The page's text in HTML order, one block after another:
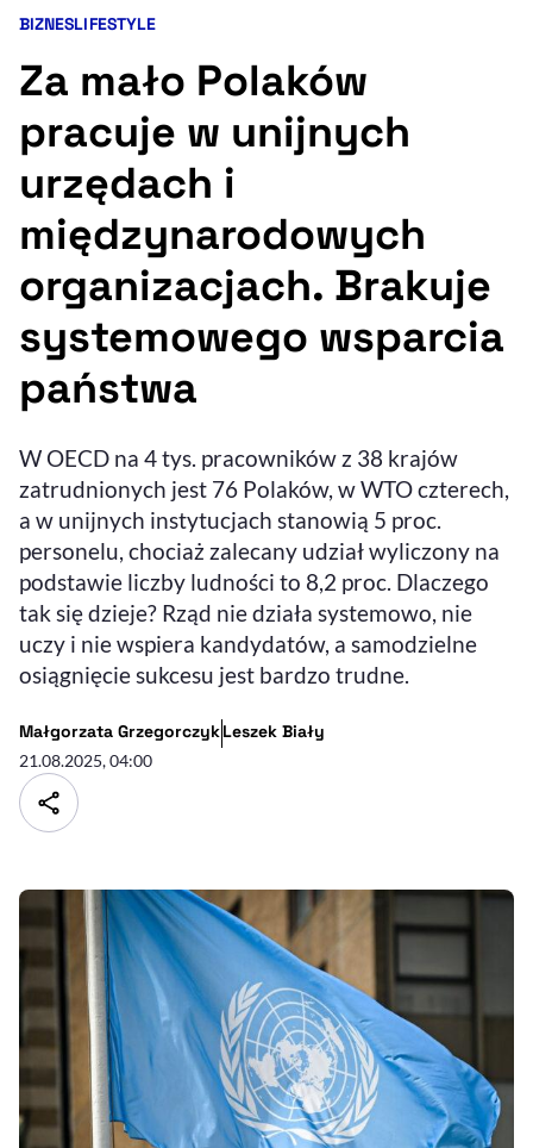
Ułatwienia dostępności wspierają:
Sprawdź, jak i dlaczego zwiększamy dostępność, otwiera się w nowym
, otwiera się w
Kategorie artykułu:
BIZNESLIFESTYLE
Za mało Polaków
pracuje w unijnych
urzędach i
międzynarodowych
organizacjach. Brakuje
systemowego wsparcia
państwa
W OECD na 4 tys. pracowników z 38 krajów
zatrudnionych jest 76 Polaków, w WTO czterech,
a w unijnych instytucjach stanowią 5 proc.
personelu, chociaż zalecany udział wyliczony na
podstawie liczby ludności to 8,2 proc. Dlaczego
tak się dzieje? Rząd nie działa systemowo, nie
uczy i nie wspiera kandydatów, a samodzielne
osiągnięcie sukcesu jest bardzo trudne.
Małgorzata Grzegorczyk- autor artykułu - profil
Leszek Biały
21.08.2025, 04:00